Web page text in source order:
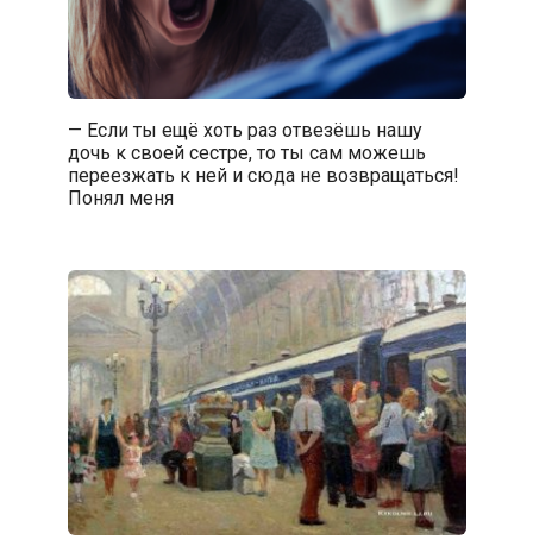
— Если ты ещё хоть раз отвезёшь нашу
дочь к своей сестре, то ты сам можешь
переезжать к ней и сюда не возвращаться!
Понял меня